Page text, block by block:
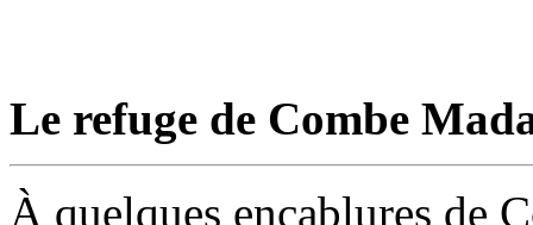
Le refuge de Combe
À quelques encablures de